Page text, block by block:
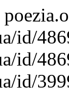
id/
id/
id/